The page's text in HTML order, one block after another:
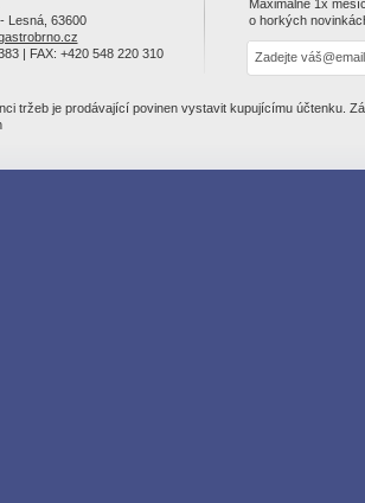
Lesná, 63600
| FAX: +420 548 220 310
Maximálně 1x
o horkých
tržeb je prodávající povinen vystavit kupujícímu účtenku.